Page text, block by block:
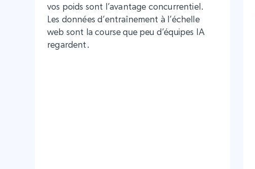
vos poids sont l’avantage concurrentiel.
Les données d’entraînement à l’échelle
web sont la course que peu d’équipes IA
regardent.